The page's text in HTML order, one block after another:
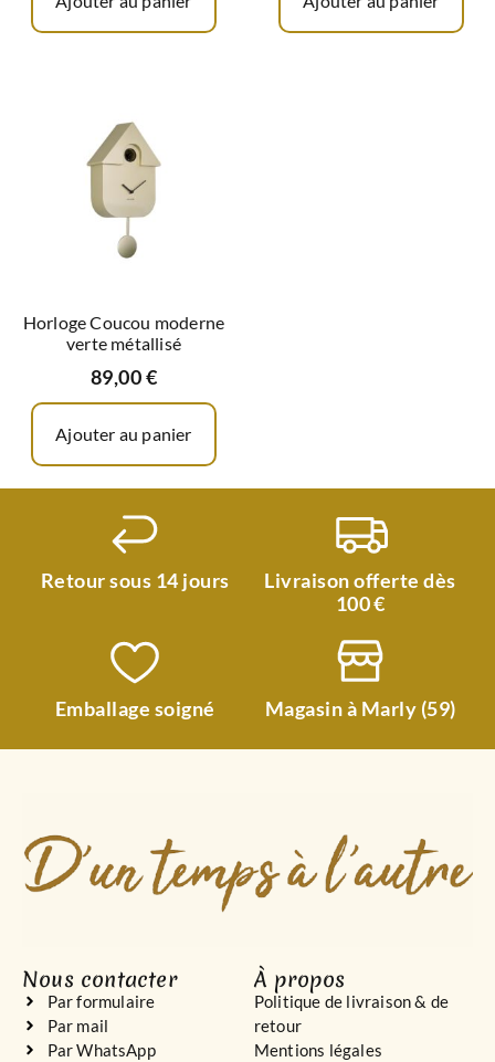
Horloge Coucou moderne
verte métallisé
89,00€
Ajouter au panier
Retour sous 14 jours
Livraison offerte dès
100 €
Emballage soigné Magasin à Marly (59)
Nous contacter
Par formulaire
Par mail
Par WhatsApp
À propos
Politique de livraison & de
retour
Mentions légales